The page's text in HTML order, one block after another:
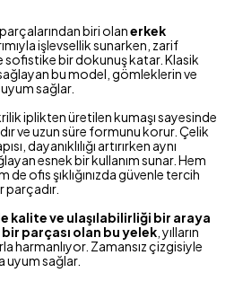
biri olanerkek
işlevsellik sunarken, zarif
sofistike bir dokunuş katar. Klasik
bu model, gömleklerin ve
sağlar.
iplikten üretilen kumaşı sayesinde
ve uzun süre formunu korur. Çelik
dayanıklılığı artırırken aynı
esnek bir kullanım sunar. Hem
ofis şıklığınızda güvenle tercih
parçadır.
kalite ve ulaşılabilirliği bir araya
parçası olan bu yelek , yılların
harmanlıyor. Zamansız çizgisiyle
uyum sağlar.